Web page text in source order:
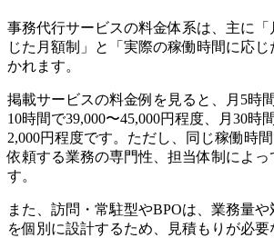
事務代行サービスの料金体系は、主に
じた月額制」と「実際の稼働時間に応
かれます。
掲載サービスの料金例を見ると、月5時
10時間で39,000〜45,000円程度、月30時
2,000円程度です。ただし、同じ稼働時
依頼する業務の専門性、担当体制によっ
す。
また、訪問・常駐型やBPOは、業務量や
を個別に設計するため、見積もりが必